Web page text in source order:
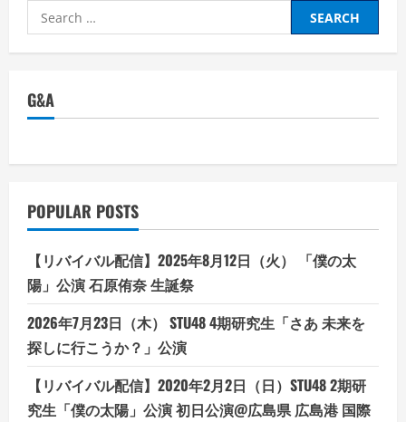
Search
for:
G&A
POPULAR POSTS
【リバイバル配信】2025年8月12日（火） 「僕の太
陽」公演 石原侑奈 生誕祭
2026年7月23日（木） STU48 4期研究生「さあ 未来を
探しに行こうか？」公演
【リバイバル配信】2020年2月2日（日）STU48 2期研
究生「僕の太陽」公演 初日公演@広島県 広島港 国際